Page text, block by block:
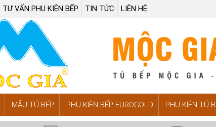
TƯ VẤN PHỤ KIỆN BẾP TIN TỨC LIÊN HỆ
MẪU TỦ BẾP PHỤ KIỆN BẾP EUROGOLD PHỤ KIỆN TỦ